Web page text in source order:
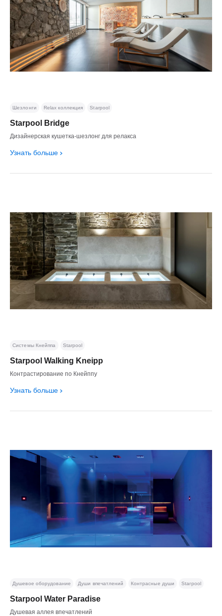
Starpool Bridge
Дизайнерская кушетка-шезлонг для релакса
Узнать больше
Шезлонги Relax коллекция Starpool
Starpool Walking Kneipp
Контрастирование по Кнейппу
Узнать больше
Системы Кнейппа Starpool
Starpool Water Paradise
Душевая аллея впечатлений
Душевое оборудование Души впечатлений Контрасные души Starpool